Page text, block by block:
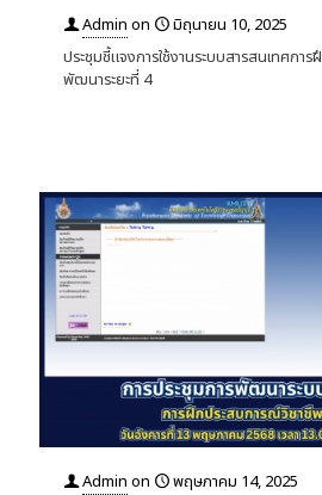
Admin on
มิถุนายน 10, 2025
ประชุมชี้แจงการใช้งานระบบสารสนเทศกา
พัฒนาระยะที่ 4
Admin on
พฤษภาคม 14, 2025